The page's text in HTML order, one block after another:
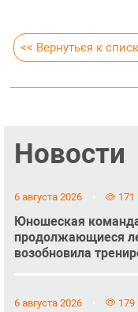
<< Вернуться к
Новости
6 августа 2026 171
Юношеская
продолжающиеся
возобновила
6 августа 2026 179